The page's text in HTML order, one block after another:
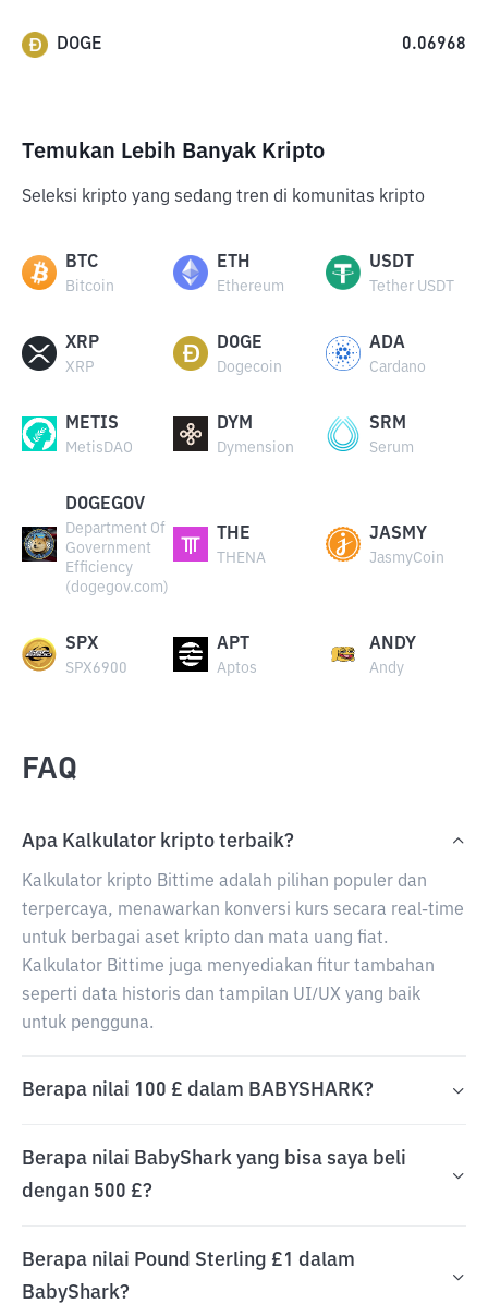
DOGE 0.06968
Temukan Lebih Banyak Kripto
Seleksi kripto yang sedang tren di komunitas kripto
BTC
Bitcoin
ETH
Ethereum
USDT
Tether USDT
XRP
XRP
DOGE
Dogecoin
ADA
Cardano
METIS
MetisDAO
DYM
Dymension
SRM
Serum
DOGEGOV
Department Of
Government
Efficiency
(dogegov.com)
THE
THENA
JASMY
JasmyCoin
SPX
SPX6900
APT
Aptos
ANDY
Andy
FAQ
Apa Kalkulator kripto terbaik?
Kalkulator kripto Bittime adalah pilihan populer dan
terpercaya, menawarkan konversi kurs secara real-time
untuk berbagai aset kripto dan mata uang fiat.
Kalkulator Bittime juga menyediakan fitur tambahan
seperti data historis dan tampilan UI/UX yang baik
untuk pengguna.
Berapa nilai 100 £ dalam BABYSHARK?
Berapa nilai BabyShark yang bisa saya beli
dengan 500 £?
Berapa nilai Pound Sterling £1 dalam
BabyShark?